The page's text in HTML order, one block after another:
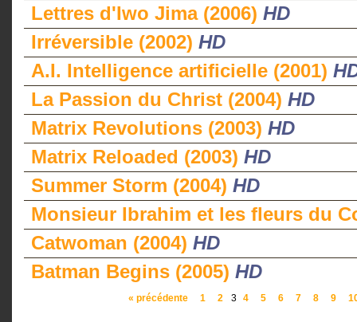
Lettres d'Iwo Jima (2006) HD
Irréversible (2002) HD
A.I. Intelligence artificielle (2001)
La Passion du Christ (2004) HD
Matrix Revolutions (2003) HD
Matrix Reloaded (2003) HD
Summer Storm (2004) HD
Monsieur Ibrahim et les fleurs du
Catwoman (2004) HD
Batman Begins (2005) HD
« précédente 1 2 3 4 5 6 7 8 9